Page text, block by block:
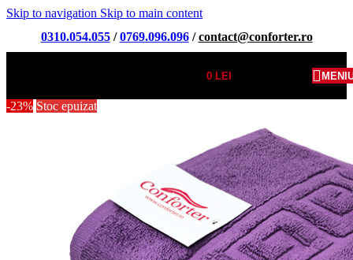
Skip to navigation Skip to main content
0310.054.055/0769.096.096/contact@conforter.ro
0LEI
-23% Stoc epuizat